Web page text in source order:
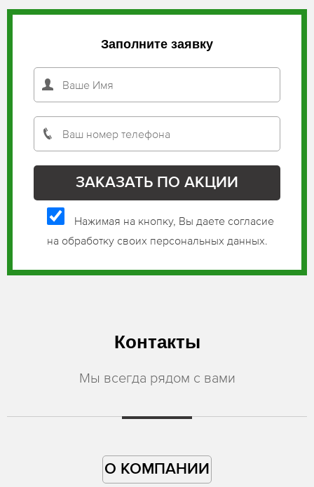
Заполните заявку
Нажимая на кнопку, Вы даете согласие
на обработку своих персональных данных.
Контакты
Мы всегда рядом с вами
О КОМПАНИИ